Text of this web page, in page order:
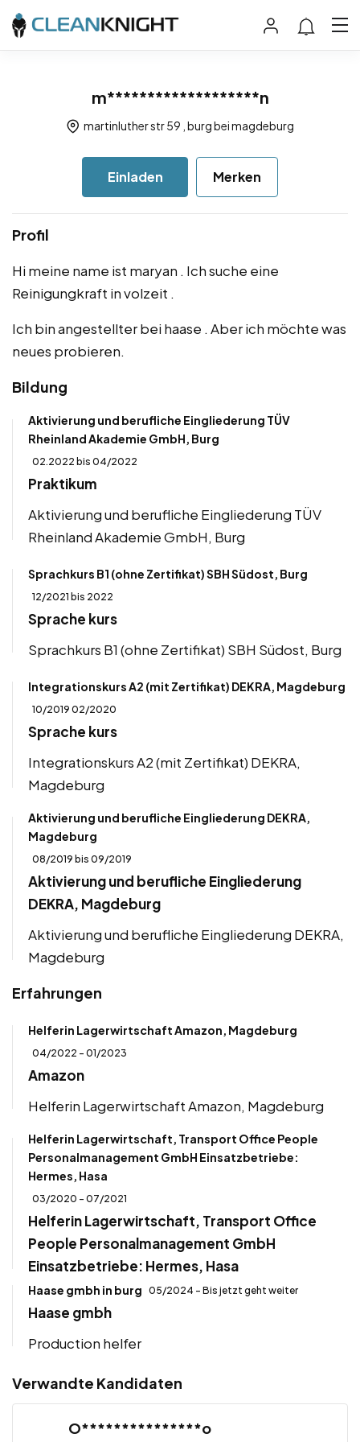
m*******************n
martinluther str 59 , burg bei magdeburg
Einladen Merken
Profil
Hi meine name ist maryan . Ich suche eine
Reinigungkraft in volzeit .
Ich bin angestellter bei haase . Aber ich möchte was
neues probieren.
Bildung
Aktivierung und berufliche Eingliederung TÜV
Rheinland Akademie GmbH, Burg
02.2022 bis 04/2022
Praktikum
Aktivierung und berufliche Eingliederung TÜV
Rheinland Akademie GmbH, Burg
Sprachkurs B1 (ohne Zertifikat) SBH Südost, Burg
12/2021 bis 2022
Sprache kurs
Sprachkurs B1 (ohne Zertifikat) SBH Südost, Burg
Integrationskurs A2 (mit Zertifikat) DEKRA, Magdeburg
10/2019 02/2020
Sprache kurs
Integrationskurs A2 (mit Zertifikat) DEKRA,
Magdeburg
Aktivierung und berufliche Eingliederung DEKRA,
Magdeburg
08/2019 bis 09/2019
Aktivierung und berufliche Eingliederung
DEKRA, Magdeburg
Aktivierung und berufliche Eingliederung DEKRA,
Magdeburg
Erfahrungen
Helferin Lagerwirtschaft Amazon, Magdeburg
04/2022 - 01/2023
Amazon
Helferin Lagerwirtschaft Amazon, Magdeburg
Helferin Lagerwirtschaft, Transport Office People
Personalmanagement GmbH Einsatzbetriebe:
Hermes, Hasa
03/2020 - 07/2021
Helferin Lagerwirtschaft, Transport Office
People Personalmanagement GmbH
Einsatzbetriebe: Hermes, Hasa
Haase gmbh in burg 05/2024 - Bis jetzt geht weiter
Haase gmbh
Production helfer
Verwandte Kandidaten
O***************o